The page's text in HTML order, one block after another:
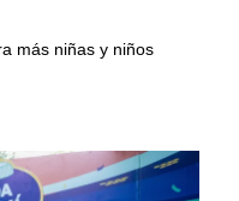
más niñas y niños